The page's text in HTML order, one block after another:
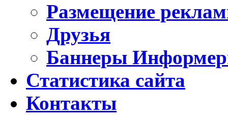
Размещение
Друзья
Баннеры
Статистика сайта
Контакты